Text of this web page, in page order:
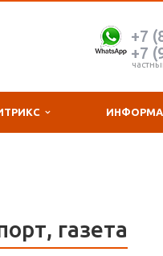
+7
+7
газета